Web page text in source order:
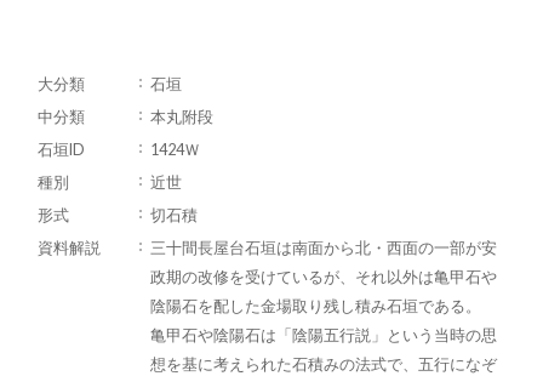
大分類
石垣
中分類
本丸附段
石垣ID
1424Ｗ
種別
近世
形式
切石積
資料解説
三十間長屋台石垣は南面から北・西面の一部が安
政期の改修を受けているが、それ以外は亀甲石や
陰陽石を配した金場取り残し積み石垣である。
亀甲石や陰陽石は「陰陽五行説」という当時の思
想を基に考えられた石積みの法式で、五行になぞ